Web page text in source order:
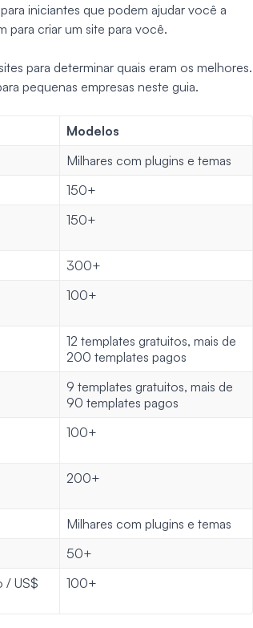
iniciantes que podem ajudar você a
para criar um site para você.
para determinar quais eram os melhores.
pequenas empresas neste guia.
Modelos
Milhares com plugins e temas
150+
150+
300+
100+
12 templates gratuitos, mais de
200 templates pagos
9 templates gratuitos, mais de
90 templates pagos
100+
200+
Milhares com plugins e temas
50+
/ US$
100+